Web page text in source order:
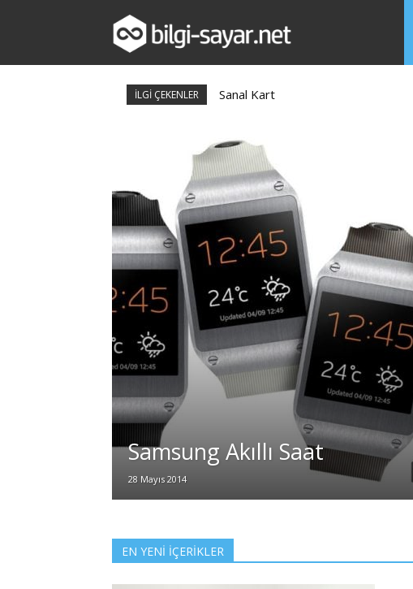
İLGİ ÇEKENLER Sanal Kart
Samsung Akıllı Saat
28 Mayıs 2014
EN YENİ İÇERİKLER